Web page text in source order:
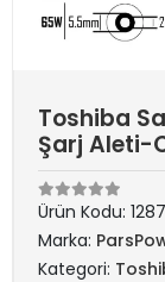
Toshiba
Şarj Aleti-
Ürün Kodu:
Marka:
Kategori: